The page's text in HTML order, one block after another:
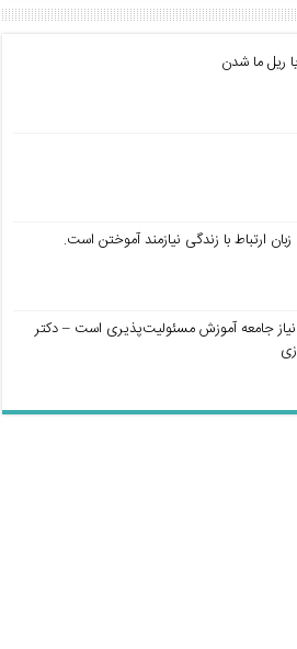
ریل ما شدن
ارتباط با زندگی نیازمند آموختن است.
جامعه آموزش مسئولیت‌پذیری است – دکتر